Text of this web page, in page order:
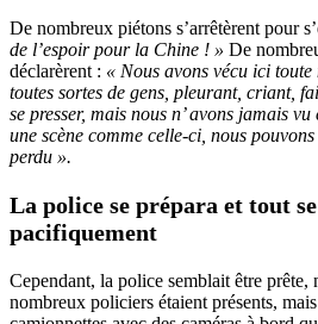
De nombreux piétons s’arrêtèrent pour
de l’espoir pour la Chine ! » De
déclarèrent : « Nous avons vécu ici
toutes sortes de gens, pleurant, criant,
se presser, mais nous n’ avons jamais
une scène comme celle-ci, nous
perdu ».
La police se prépara et tout
pacifiquement
Cependant, la police semblait être prête,
nombreux policiers étaient présents,